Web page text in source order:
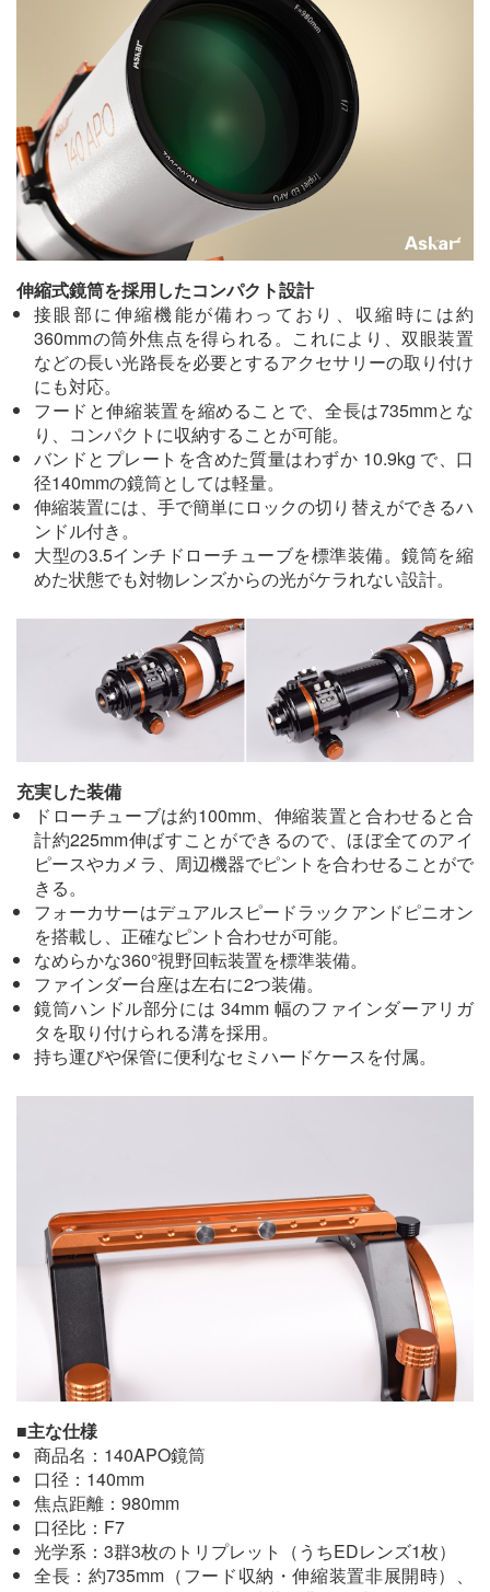
伸縮式鏡筒を採用したコンパクト設計
接眼部に伸縮機能が備わっており、収縮時には約
360mmの筒外焦点を得られる。これにより、双眼装置
などの長い光路長を必要とするアクセサリーの取り付け
にも対応。
フードと伸縮装置を縮めることで、全長は735mmとな
り、コンパクトに収納することが可能。
バンドとプレートを含めた質量はわずか 10.9kg で、口
径140mmの鏡筒としては軽量。
伸縮装置には、手で簡単にロックの切り替えができるハ
ンドル付き。
大型の3.5インチドローチューブを標準装備。鏡筒を縮
めた状態でも対物レンズからの光がケラれない設計。
充実した装備
ドローチューブは約100mm、伸縮装置と合わせると合
計約225mm伸ばすことができるので、ほぼ全てのアイ
ピースやカメラ、周辺機器でピントを合わせることがで
きる。
フォーカサーはデュアルスピードラックアンドピニオン
を搭載し、正確なピント合わせが可能。
なめらかな360°視野回転装置を標準装備。
ファインダー台座は左右に2つ装備。
鏡筒ハンドル部分には 34mm 幅のファインダーアリガ
タを取り付けられる溝を採用。
持ち運びや保管に便利なセミハードケースを付属。
■主な仕様
商品名：140APO鏡筒
口径：140mm
焦点距離：980mm
口径比：F7
光学系：3群3枚のトリプレット（うちEDレンズ1枚）
全長：約735mm（フード収納・伸縮装置非展開時）、